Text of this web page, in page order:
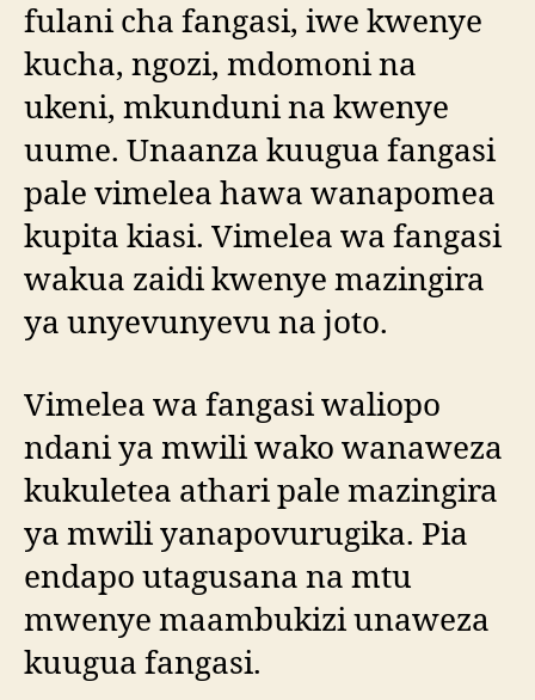
fulani cha fangasi, iwe kwenye
kucha, ngozi, mdomoni na
ukeni, mkunduni na kwenye
uume. Unaanza kuugua fangasi
pale vimelea hawa wanapomea
kupita kiasi. Vimelea wa fangasi
wakua zaidi kwenye mazingira
ya unyevunyevu na joto.
Vimelea wa fangasi waliopo
ndani ya mwili wako wanaweza
kukuletea athari pale mazingira
ya mwili yanapovurugika. Pia
endapo utagusana na mtu
mwenye maambukizi unaweza
kuugua fangasi.